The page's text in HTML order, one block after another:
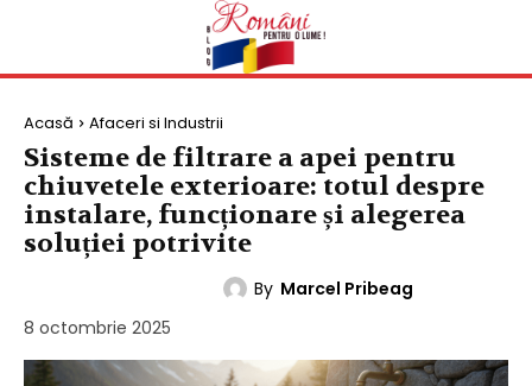
Acasă Afaceri si Industrii
Sisteme de filtrare a apei pentru
chiuvetele exterioare: totul despre
instalare, funcționare și alegerea
soluției potrivite
By Marcel Pribeag
8 octombrie 2025